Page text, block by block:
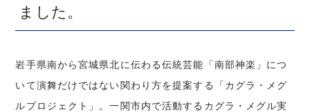
ました。
岩手県南から宮城県北に伝わる伝統芸能「南部神楽」につ
いて演舞だけではない関わり方を提案する「カグラ・メグ
ルプロジェクト」。一関市内で活動するカグラ・メグル実